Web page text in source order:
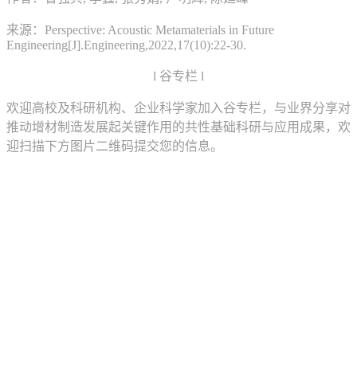
来源：Perspective: Acoustic Metamaterials in Future
Engineering[J].Engineering,2022,17(10):22-30.
l 谷专栏 l
欢迎高校及科研机构、企业科学家加入谷专栏，与业界分享对
推动增材制造发展起关键作用的共性基础科研与应用成果，欢
迎扫描下方图片二维码提交您的信息。